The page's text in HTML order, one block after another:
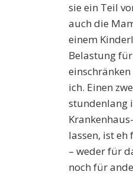
sie ein Teil
auch die
einem
Belastung
ich. Einen
stundenlang
lassen, ist
– weder für
noch für